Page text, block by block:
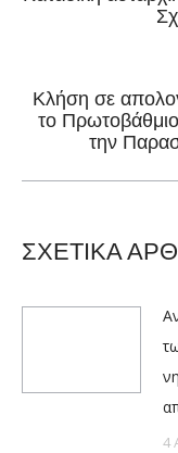
Κλήση σε
το
την
ΣΧΕΤΙΚΑ
4